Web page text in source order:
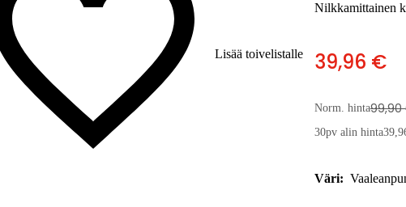
Lisää toivelistalle
Nilkkamittainen
39,96 €
Norm. hinta
30pv alin hinta
Väri: